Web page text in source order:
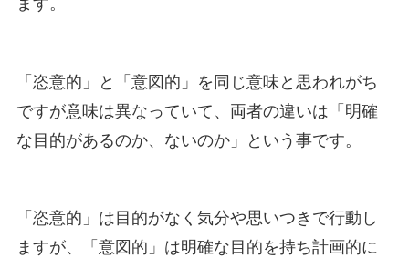
「恣意的」と「意図的」を同じ意味と思われがち
ですが意味は異なっていて、両者の違いは「明確
な目的があるのか、ないのか」という事です。
「恣意的」は目的がなく気分や思いつきで行動し
ますが、「意図的」は明確な目的を持ち計画的に